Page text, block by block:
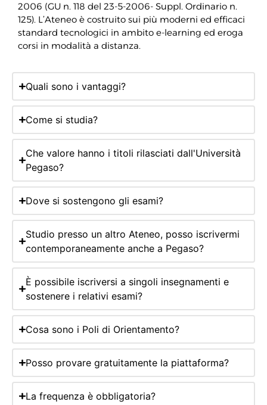
2006 (GU n. 118 del 23-5-2006- Suppl. Ordinario n.
125). L’Ateneo è costruito sui più moderni ed efficaci
standard tecnologici in ambito e-learning ed eroga
corsi in modalità a distanza.
Quali sono i vantaggi?
Come si studia?
Che valore hanno i titoli rilasciati dall'Università
Pegaso?
Dove si sostengono gli esami?
Studio presso un altro Ateneo, posso iscrivermi
contemporaneamente anche a Pegaso?
È possibile iscriversi a singoli insegnamenti e
sostenere i relativi esami?
Cosa sono i Poli di Orientamento?
Posso provare gratuitamente la piattaforma?
La frequenza è obbligatoria?